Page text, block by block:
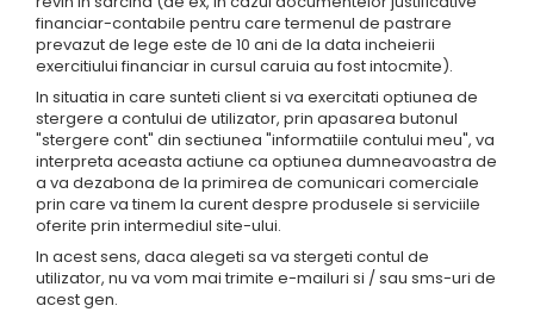
financiar-contabile pentru care termenul de pastrare
prevazut de lege este de 10 ani de la data incheierii
exercitiului financiar in cursul caruia au fost intocmite).
In situatia in care sunteti client si va exercitati optiunea de
stergere a contului de utilizator, prin apasarea butonul
"stergere cont" din sectiunea "informatiile contului meu", va
interpreta aceasta actiune ca optiunea dumneavoastra de
a va dezabona de la primirea de comunicari comerciale
prin care va tinem la curent despre produsele si serviciile
oferite prin intermediul site-ului.
In acest sens, daca alegeti sa va stergeti contul de
utilizator, nu va vom mai trimite e-mailuri si / sau sms-uri de
acest gen.